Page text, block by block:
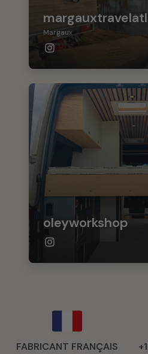
Margaux
oleyworkshop
FABRICANT FRANÇAIS